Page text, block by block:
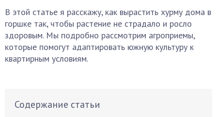
В этой статье я расскажу, как вырастить хурму дома в
горшке так, чтобы растение не страдало и росло
здоровым. Мы подробно рассмотрим агроприемы,
которые помогут адаптировать южную культуру к
квартирным условиям.
Содержание статьи